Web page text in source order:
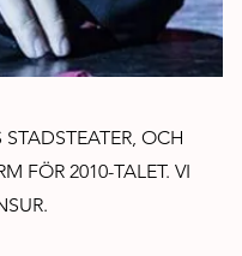
OCH
FÖR 2010-TALET. VI